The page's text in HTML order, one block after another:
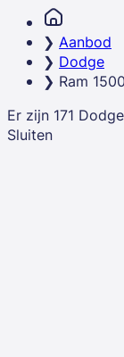
Aanbod
Dodge
Ram 1500
Er zijn 171 Dodge
Sluiten